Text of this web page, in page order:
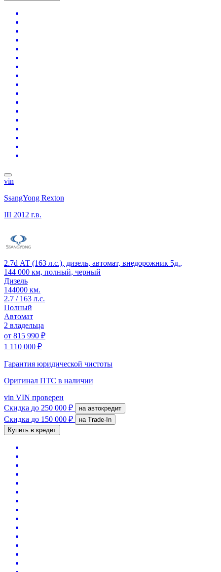
vin
SsangYong Rexton
III 2012 г.в.
2.7d АТ (163 л.с.), дизель, автомат, внедорожник 5д.,
144 000 км, полный, черный
Дизель
144000 км.
2.7 / 163 л.с.
Полный
Автомат
2 владельца
от 815 990 ₽
1 110 000 ₽
Гарантия юридической чистоты
Оригинал ПТС в наличии
vin VIN проверен
Скидка до 250 000 ₽ на автокредит
Скидка до 150 000 ₽
на Trade-In
Купить в кредит